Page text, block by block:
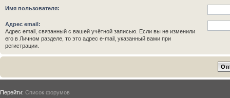
Имя пользователя:
Адрес email:
Адрес email, связанный с вашей учётной записью. Если вы не изменили
его в Личном разделе, то это адрес e-mail, указанный вами при
регистрации.
Перейти: Список форумов